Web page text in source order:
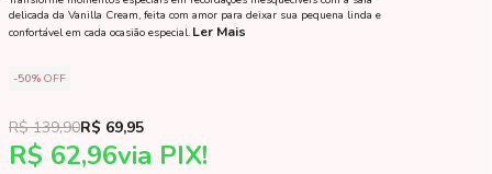
delicada da Vanilla Cream, feita com amor para deixar sua pequena linda e
confortável em cada ocasião especial. Ler Mais
50% OFF
R$ 62,96via PIX!
R$ 139,90R$ 69,95